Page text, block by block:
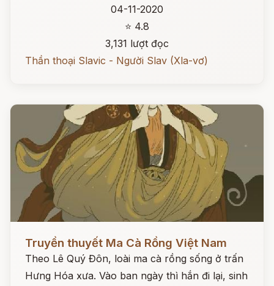
04-11-2020
⭐ 4.8
3,131 lượt đọc
Thần thoại Slavic - Người Slav (Xla-vơ)
Đọc ngay
Truyền thuyết Ma Cà Rồng Việt Nam
Theo Lê Quý Đôn, loài ma cà rồng sống ở trấn
Hưng Hóa xưa. Vào ban ngày thì hắn đi lại, sinh